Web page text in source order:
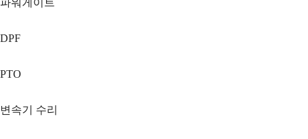
파워게이트
DPF
PTO
변속기 수리